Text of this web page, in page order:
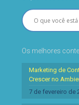
Os melhores
Marketing de
Crescer no
7 de fevereiro de